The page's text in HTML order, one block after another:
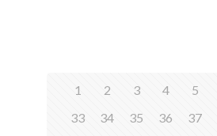
1 2 3 4 5
33
34 35 36 37